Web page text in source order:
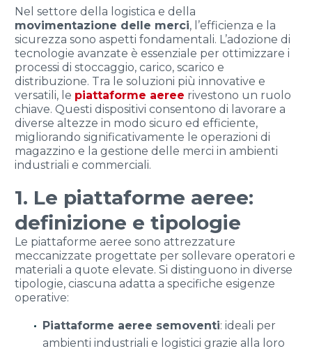
Nel settore della logistica e della
movimentazione delle merci, l’efficienza e la
sicurezza sono aspetti fondamentali. L’adozione di
tecnologie avanzate è essenziale per ottimizzare i
processi di stoccaggio, carico, scarico e
distribuzione. Tra le soluzioni più innovative e
versatili, le piattaforme aeree rivestono un ruolo
chiave. Questi dispositivi consentono di lavorare a
diverse altezze in modo sicuro ed efficiente,
migliorando significativamente le operazioni di
magazzino e la gestione delle merci in ambienti
industriali e commerciali.
1. Le piattaforme aeree:
definizione e tipologie
Le piattaforme aeree sono attrezzature
meccanizzate progettate per sollevare operatori e
materiali a quote elevate. Si distinguono in diverse
tipologie, ciascuna adatta a specifiche esigenze
operative:
Piattaforme aeree semoventi: ideali per
ambienti industriali e logistici grazie alla loro